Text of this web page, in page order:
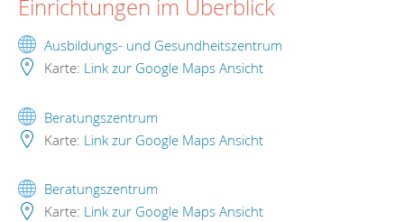
Einrichtungen im Überblick
Ausbildungs- und Gesundheitszentrum
Karte: Link zur Google Maps Ansicht
Beratungszentrum
Karte: Link zur Google Maps Ansicht
Beratungszentrum
Karte: Link zur Google Maps Ansicht